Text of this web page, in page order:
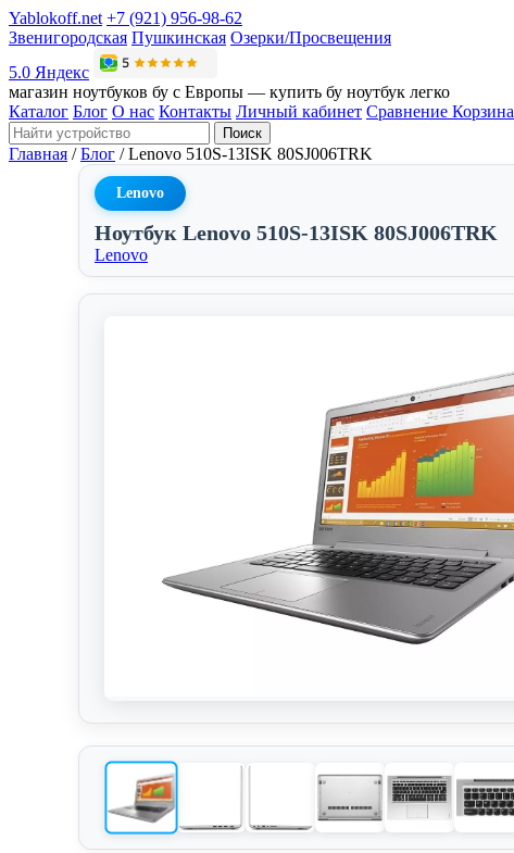
Yablokoff.net +7 (921) 956-98-62
Звенигородская Пушкинская Озерки/Просвещения
5.0 Яндекс
магазин ноутбуков бу с Европы — купить бу ноутбук легко
Каталог Блог О нас Контакты Личный кабинет Сравнение Корзина
Поиск
Главная / Блог / Lenovo 510S-13ISK 80SJ006TRK
Lenovo
Ноутбук Lenovo 510S-13ISK 80SJ006TRK
Lenovo